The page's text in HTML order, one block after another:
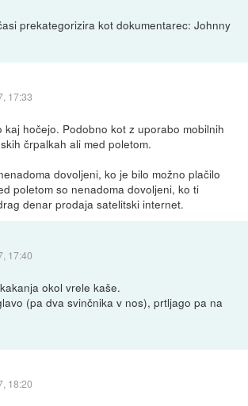
prekategorizira kot dokumentarec: Johnny
17:33
kaj hočejo. Podobno kot z uporabo mobilnih
črpalkah ali med poletom.
dovoljeni, ko je bilo možno plačilo
poletom so nenadoma dovoljeni, ko ti
denar prodaja satelitski internet.
17:40
okol vrele kaše.
(pa dva svinčnika v nos), prtljago pa na
18:20